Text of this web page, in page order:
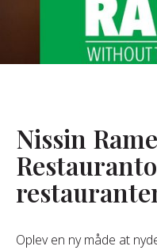
Ofte
Nissin
Oplev en ny måde at